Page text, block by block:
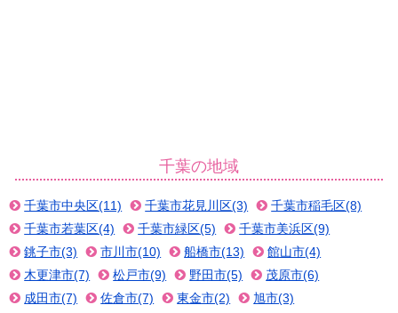
千葉の地域
千葉市中央区(11) 千葉市花見川区(3)
千葉市稲毛区(8)
千葉市若葉区(4)
千葉市緑区(5)
千葉市美浜区(9)
銚子市(3)
市川市(10) 船橋市(13)
館山市(4)
木更津市(7)
松戸市(9) 野田市(5)
茂原市(6)
成田市(7)
佐倉市(7) 東金市(2)
旭市(3)